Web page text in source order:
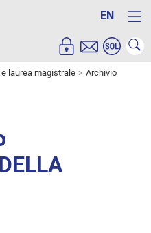
EN
laurea magistrale
Archivio